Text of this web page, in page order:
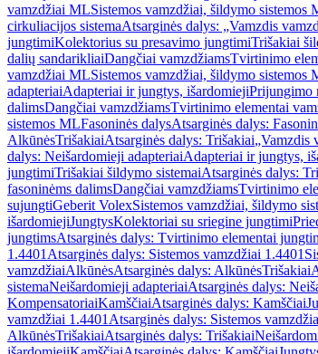
vamzdžiai MLSistemos vamzdžiai, šildymo sistemos
cirkuliacijos sistemaAtsarginės dalys: „Vamzdis
jungtimiKolektorius su presavimo jungtimiTrišakiai
dalių sandarikliaiDangčiai vamzdžiamsTvirtinimo
vamzdžiai MLSistemos vamzdžiai, šildymo sistemos
adapteriaiAdapteriai ir jungtys, išardomiejiPrijungimo
dalimsDangčiai vamzdžiamsTvirtinimo elementai
sistemos MLFasoninės dalysAtsarginės dalys:
AlkūnėsTrišakiaiAtsarginės dalys: Trišakiai„Vamzdis
dalys: Neišardomieji adapteriaiAdapteriai ir jungtys,
jungtimiTrišakiai šildymo sistemaiAtsarginės dalys:
fasoninėms dalimsDangčiai vamzdžiamsTvirtinimo
sujungtiGeberit VolexSistemos vamzdžiai, šildymo
išardomiejiJungtysKolektoriai su sriegine jungtimi
jungtimsAtsarginės dalys: Tvirtinimo elementai
1.4401 Atsarginės dalys: Sistemos vamzdžiai 1.4401
vamzdžiaiAlkūnėsAtsarginės dalys: AlkūnėsTrišakiai
sistemaNeišardomieji adapteriaiAtsarginės dalys:
KompensatoriaiKamščiaiAtsarginės dalys: Kamščiai
vamzdžiai 1.4401 Atsarginės dalys: Sistemos
AlkūnėsTrišakiaiAtsarginės dalys: Trišakiai